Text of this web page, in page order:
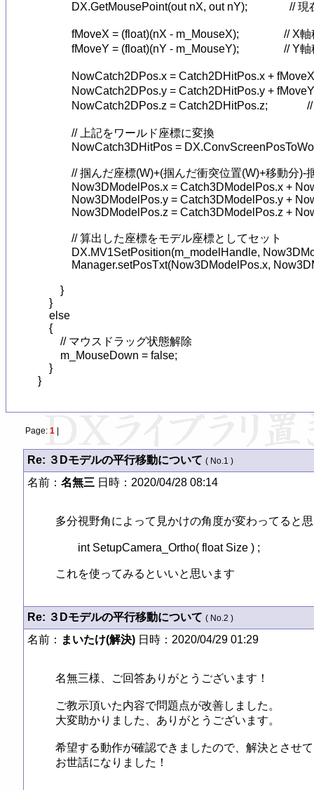
DX.GetMousePoint(out nX, out nY);
fMoveX = (float)(nX - m_MouseX);                // X
fMoveY = (float)(nY - m_MouseY);                // Y
NowCatch2DPos.x = Catch2DHitPos.x +
NowCatch2DPos.y = Catch2DHitPos.y + fMoveY;
NowCatch2DPos.z = Catch2DHitPos.z;
            // 上記をワールド座標に変換
NowCatch3DHitPos =
// 掴んだ座標(W)+(掴んだ衝突位置(W)+移動分
Now3DModelPos.x = Catch3DModelPos.x +
Now3DModelPos.y = Catch3DModelPos.y +
Now3DModelPos.z = Catch3DModelPos.z +
            // 算出した座標をモデル座標としてセット
DX.MV1SetPosition(m_modelHandle,
Manager.setPosTxt(Now3DModelPos.x,
        }
    }
    else
    {
        // マウスドラッグ状態解除
        m_MouseDown = false;
    }
Page: 1|
Re: ３Dモデルの平行移動について ( No.1 )
名前： 名無三 日時：2020/04/28 08:14
多分視野角によって見かけの角度が変わってると
これを使ってみるといいと思います
Re: ３Dモデルの平行移動について ( No.2 )
名前： まいたけ(解決)日時：2020/04/29 01:29
名無三様、ご回答ありがとうございます！
ご教示頂いた内容で問題点が改善しました。
大変助かりました、ありがとうございます。
希望する動作が確認できましたので、解決とさせ
お世話になりました！